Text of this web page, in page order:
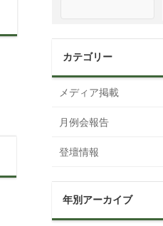
カテゴリー
メディア掲載
月例会報告
登壇情報
年別アーカイブ